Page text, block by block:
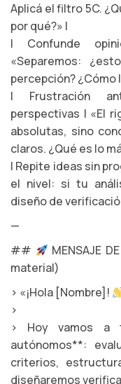
Aplicá el filtro 5C.
por qué?» |
| Confunde
«Separemos:
percepción? ¿Cómo
| Frustración
perspectivas | «El
absolutas, sino
claros. ¿Qué es lo
| Repite ideas sin
el nivel: si tu
diseño de
—
##
MENSAJE
material)
> «¡Hola [Nombre]!
>
> Hoy vamos a
autónomos**:
criterios,
diseñaremos